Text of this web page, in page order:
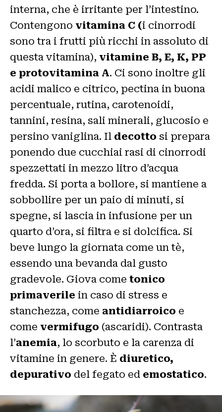
interna, che è irritante per l’intestino.
Contengono vitamina C (i cinorrodi
sono tra i frutti più ricchi in assoluto di
questa vitamina), vitamine B, E, K, PP
e protovitamina A. Ci sono inoltre gli
acidi malico e citrico, pectina in buona
percentuale, rutina, carotenoidi,
tannini, resina, sali minerali, glucosio e
persino vaniglina. Il decotto si prepara
ponendo due cucchiai rasi di cinorrodi
spezzettati in mezzo litro d’acqua
fredda. Si porta a bollore, si mantiene a
sobbollire per un paio di minuti, si
spegne, si lascia in infusione per un
quarto d’ora, si filtra e si dolcifica. Si
beve lungo la giornata come un tè,
essendo una bevanda dal gusto
gradevole. Giova come tonico
primaverile in caso di stress e
stanchezza, come antidiarroico e
come vermifugo (ascaridi). Contrasta
l’anemia, lo scorbuto e la carenza di
vitamine in genere. È diuretico,
depurativo del fegato ed emostatico.